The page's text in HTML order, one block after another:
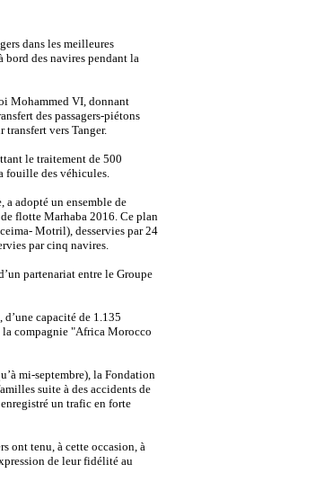
dans les meilleures
bord des navires pendant la
Mohammed VI, donnant
des passagers-piétons
vers Tanger.
le traitement de 500
fouille des véhicules.
adopté un ensemble de
flotte Marhaba 2016. Ce plan
Motril), desservies par 24
par cinq navires.
partenariat entre le Groupe
capacité de 1.135
la compagnie "Africa Morocco
mi-septembre), la Fondation
suite à des accidents de
un trafic en forte
ont tenu, à cette occasion, à
de leur fidélité au